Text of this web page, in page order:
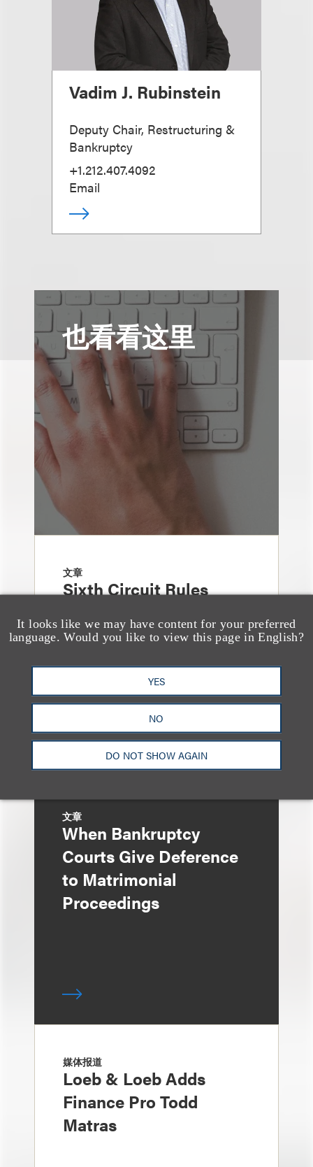
It looks like we may have content for your preferred
language. Would you like to view this page in English?
YES
NO
DO NOT SHOW AGAIN
Vadim J. Rubinstein
Deputy Chair, Restructuring &
Bankruptcy
+1.212.407.4092
Email
也看看这里
文章
Sixth Circuit Rules
Foreclosure Can Be
Transfer Under
Bankruptcy Code
文章
When Bankruptcy
Courts Give Deference
to Matrimonial
Proceedings
媒体报道
Loeb & Loeb Adds
Finance Pro Todd
Matras